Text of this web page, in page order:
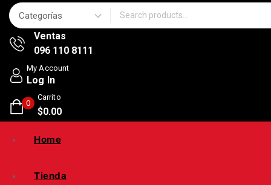
Search for:
Ventas
096 110 8111
My Account
Log In
0
Carrito
$0.00
Home
Tienda